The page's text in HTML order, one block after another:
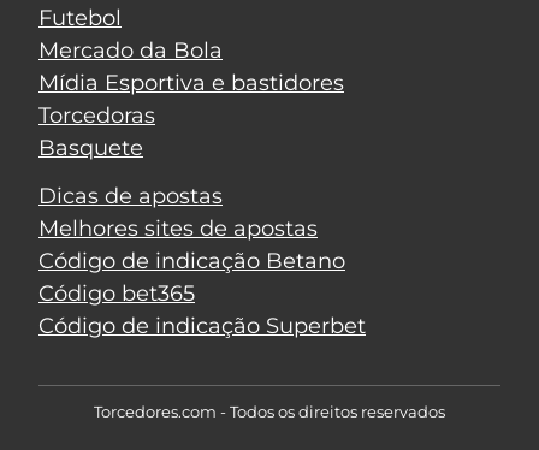
Futebol
Mercado da Bola
Mídia Esportiva e bastidores
Torcedoras
Basquete
Dicas de apostas
Melhores sites de apostas
Código de indicação Betano
Código bet365
Código de indicação Superbet
Torcedores.com - Todos os direitos reservados